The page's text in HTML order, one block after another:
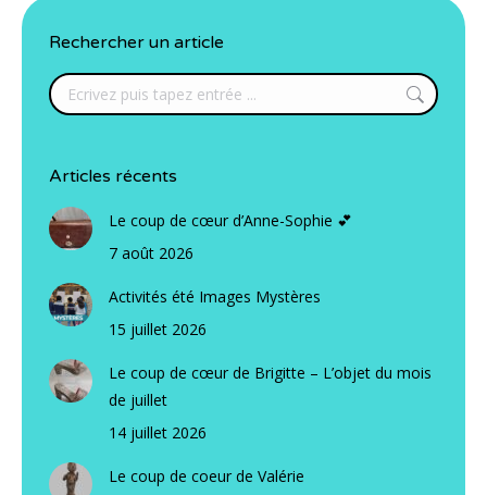
Rechercher un article
Search:
Articles récents
Le coup de cœur d’Anne-Sophie 💕
7 août 2026
Activités été Images Mystères
15 juillet 2026
Le coup de cœur de Brigitte – L’objet du mois
de juillet
14 juillet 2026
Le coup de coeur de Valérie